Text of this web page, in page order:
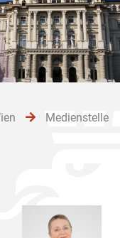
Medienstelle